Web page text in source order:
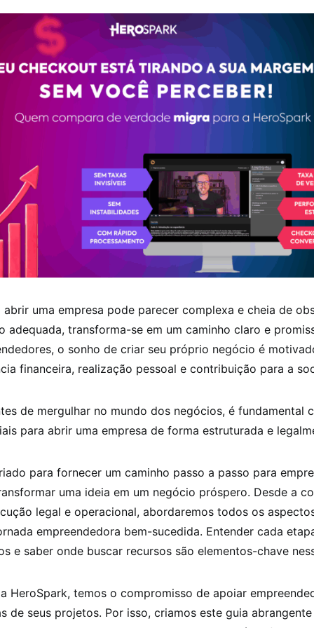
abrir uma empresa pode parecer complexa e cheia de
adequada, transforma-se em um caminho claro e
o sonho de criar seu próprio negócio é
financeira, realização pessoal e contribuição para a
de mergulhar no mundo dos negócios, é fundamental
para abrir uma empresa de forma estruturada e
para fornecer um caminho passo a passo para
uma ideia em um negócio próspero. Desde a
legal e operacional, abordaremos todos os
empreendedora bem-sucedida. Entender cada
e saber onde buscar recursos são elementos-chave
HeroSpark, temos o compromisso de apoiar
de seus projetos. Por isso, criamos este guia